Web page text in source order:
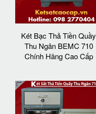
Két Bạc Thả Tiền Quầy
Thu Ngân BEMC 710
Chính Hãng Cao Cấp